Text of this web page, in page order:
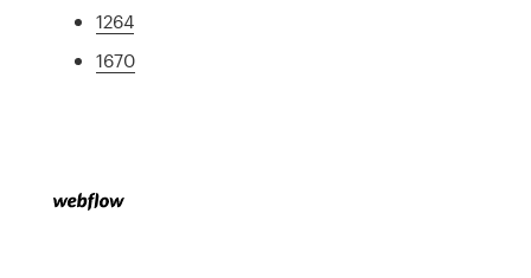
1264
1670